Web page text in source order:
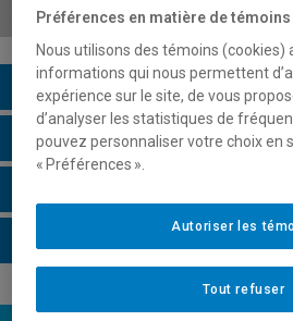
Description du cours
Horaire - Été 2026
Préférences en matière de témoins
Nous utilisons des témoins (cookies)
informations qui nous permettent
expérience sur le site, de vous
d’analyser les statistiques de
pouvez personnaliser votre choix en
« Préférences ».
Tout refuser
Autoriser les